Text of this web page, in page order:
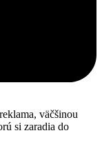
väčšinou
si zaradia do